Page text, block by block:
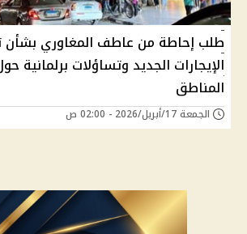
طلب إحاطة من عاطف المغاوري بشأن
الإيجارات الجديد وتساؤلات برلمانية
المناطق
الجمعة 17/أبريل/2026 - 02:00 ص